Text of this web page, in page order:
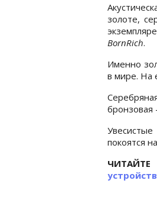
золоте,
BornRich.
Именно
в мире. На
бронзовая
Увесистые
покоятся
ЧИТАЙТЕ